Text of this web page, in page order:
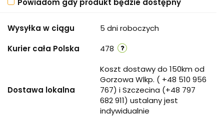
Powiadom gdy produkt będzie dostępny
Wysyłka w ciągu
5 dni roboczych
Kurier cała Polska
478
Dostawa lokalna
Koszt dostawy do 150km od
Gorzowa Wlkp. ( +48 510 956
767) i Szczecina (+48 797
682 911) ustalany jest
indywidualnie